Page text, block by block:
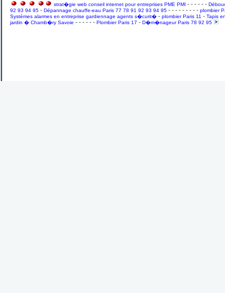
strat�gie web conseil internet pour entreprises PME PMI - - - - - -
92 93 94 95 - Dépannage chauffe-eau Paris 77 78 91 92 93 94 95 - - - - - - - - - plombier
Systèmes alarmes en entreprise gardiennage agents s�curit� - plombier Paris 11 - Tapis
jardin � Chamb�ry Savoie - - - - - - Plombier Paris 17 - D�m�nageur Paris 78 92 95